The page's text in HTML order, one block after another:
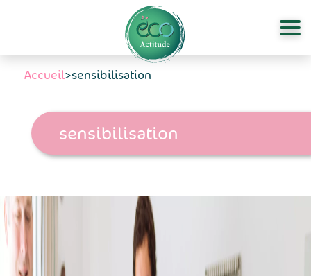
Aller au contenu principal
Accueil>sensibilisation
sensibilisation